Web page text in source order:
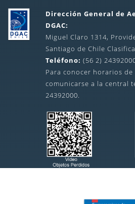
Dirección General de
DGAC:
Miguel Claro 1314,
Santiago de Chile
Teléfono: (56 2)
Para conocer horarios
comunicarse a la central
24392000.